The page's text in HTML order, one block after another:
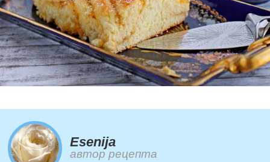
Esenija
автор рецепта